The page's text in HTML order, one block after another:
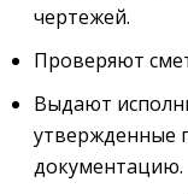
чертежей.
Проверяют
Выдают
утвержденные
документацию.